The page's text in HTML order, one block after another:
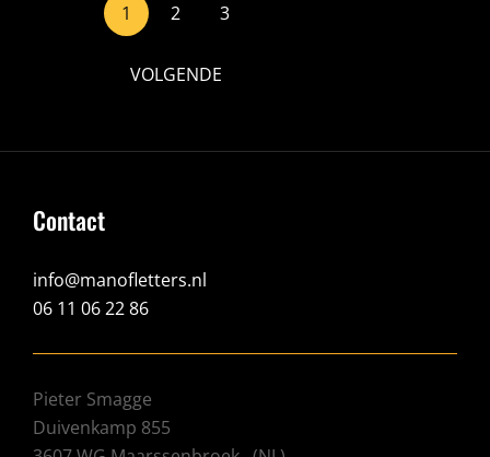
class="meta-
text">Pagina
1 2 3
VOLGENDE
Contact
info@manofletters.nl
06 11 06 22 86
Pieter Smagge
Duivenkamp 855